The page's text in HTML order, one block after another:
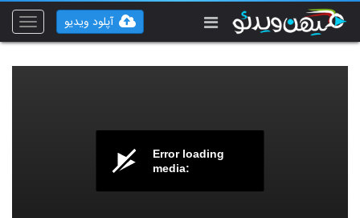
Toggle
آپلود ویدیو
Error loading
media: